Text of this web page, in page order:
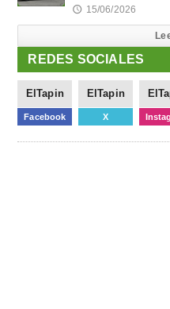
🕔 15/06/2026
REDES SOCIALES
ElTapin
Facebook
ElTapin
X